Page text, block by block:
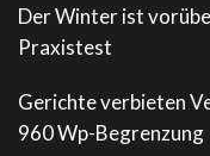
Der Winter ist
Praxistest
Gerichte verbieten
960 Wp-Begrenzung